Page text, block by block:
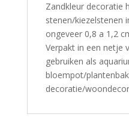
Zandkleur decoratie
stenen/kiezelstenen
ongeveer 0,8 a 1,2
Verpakt in een netje
gebruiken als
bloempot/plantenbak
decoratie/